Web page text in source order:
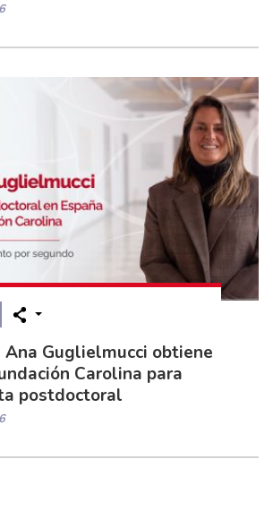
Ana Guglielmucci obtiene
Carolina para
postdoctoral